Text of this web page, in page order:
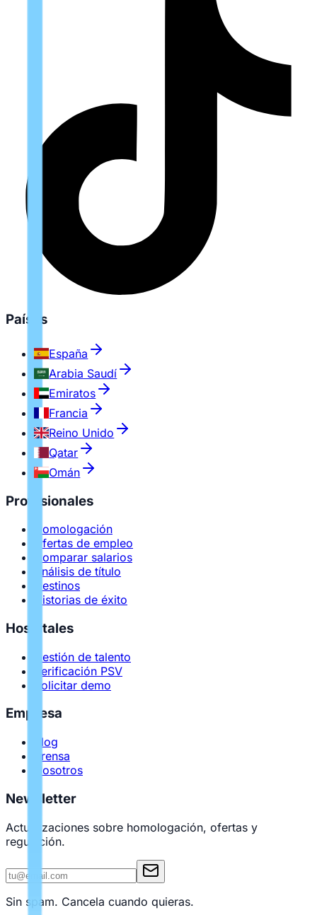
Países
España
Arabia Saudí
Emiratos
Francia
Reino Unido
Qatar
Omán
Profesionales
Homologación
Ofertas de empleo
Comparar salarios
Análisis de título
Destinos
Historias de éxito
Hospitales
Gestión de talento
Verificación PSV
Solicitar demo
Empresa
Blog
Prensa
Nosotros
Newsletter
Actualizaciones sobre homologación, ofertas y
regulación.
Sin spam. Cancela cuando quieras.